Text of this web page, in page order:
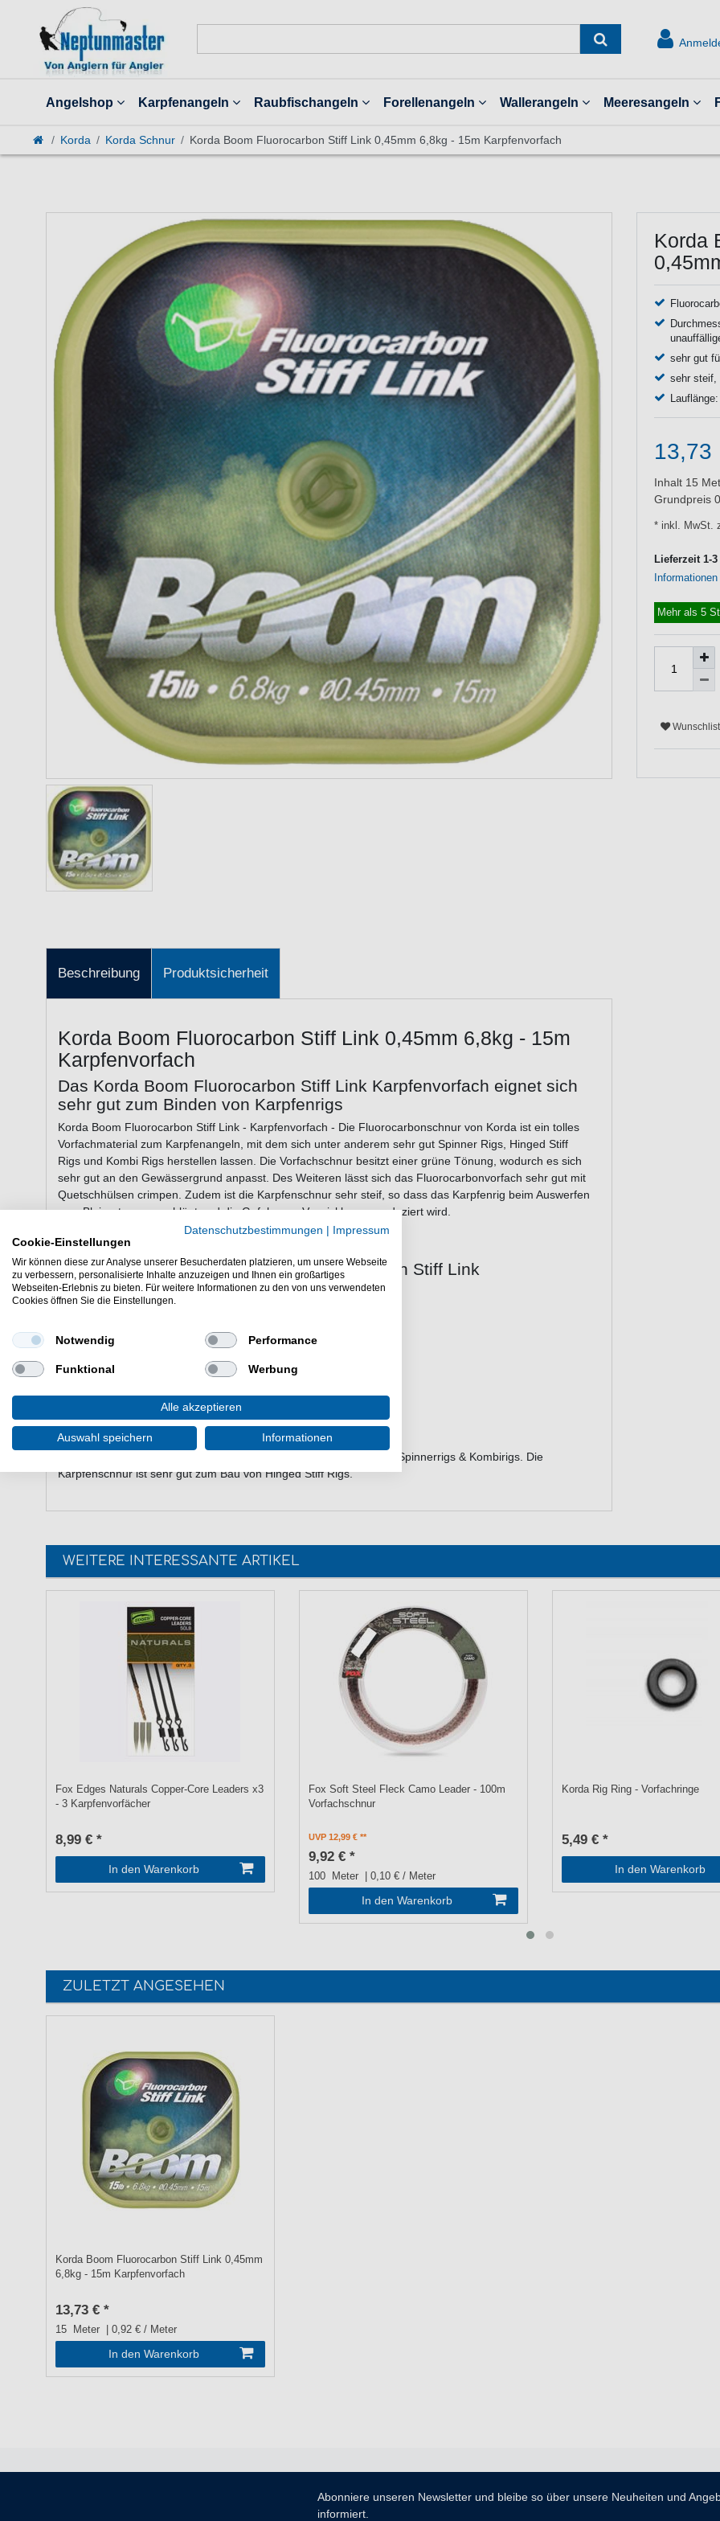
Angelshop Karpfenangeln Raubfischangeln Forellenangeln Wallerangeln Meeresangeln
Korda Korda Schnur Korda Boom Fluorocarbon Stiff Link 0,45mm 6,8kg - 15m Karpfenvorfach
Korda
sehr gut
sehr steif,
Inhalt 15
Grundpreis
* inkl. MwSt.
Lieferzeit 1-
Mehr als 5
Beschreibung Produktsicherheit
Korda Boom Fluorocarbon Stiff Link 0,45mm 6,8kg - 15m
Karpfenvorfach
Das Korda Boom Fluorocarbon Stiff Link Karpfenvorfach eignet sich
sehr gut zum Binden von Karpfenrigs
Korda Boom Fluorocarbon Stiff Link - Karpfenvorfach - Die Fluorocarbonschnur von Korda ist ein tolles
Vorfachmaterial zum Karpfenangeln, mit dem sich unter anderem sehr gut Spinner Rigs, Hinged Stiff
Rigs und Kombi Rigs herstellen lassen. Die Vorfachschnur besitzt einer grüne Tönung, wodurch es sich
sehr gut an den Gewässergrund anpasst. Des Weiteren lässt sich das Fluorocarbonvorfach sehr gut mit
Quetschhülsen crimpen. Zudem ist die Karpfenschnur sehr steif, so dass das Karpfenrig beim Auswerfen
vom Bleisystem wegschlägt und die Gefahr von Verwicklungen reduziert wird.
Eigenschaften des Korda Boom Fluorocarbon Stiff Link
Karpfenvorfachs
Fluorocarbon Vorfach zum Binden von Karpfenrigs
Tragkraft: 6,8kg
grüne Tönung für eine unauffällige Köderpräsentation
sehr gut für Spinner Rigs, Hinged Stiff Rigs & Kombi Rigs
sehr steif, reduziert die Gefahr von Verwicklungen beim Wurf
lässt sich sehr gut crimpen
Lauflänge: 15m
Das Korda Boom Fluorocarbon Stiff Link Karpfenvorfach ist gut für Spinnerrigs & Kombirigs. Die
Karpfenschnur ist sehr gut zum Bau von Hinged Stiff Rigs.
WEITERE INTERESSANTE ARTIKEL
Fox Edges Naturals Copper-Core Leaders x3
- 3 Karpfenvorfächer
8,99 € *
In den Warenkorb
Fox Soft Steel Fleck Camo Leader - 100m
Vorfachschnur
UVP 12,99 €
9,92 € *
100 Meter | 0,10 € / Meter
In den Warenkorb
Korda Rig Ring - Vorfachringe
5,49 € *
In den Warenkorb
ZULETZT ANGESEHEN
Korda Boom Fluorocarbon Stiff Link 0,45mm
6,8kg - 15m Karpfenvorfach
13,73 € *
15 Meter | 0,92 € / Meter
In den Warenkorb
Abonniere unseren Newsletter und bleibe so über unsere Neuheiten und
informiert.
Datenschutzbestimmungen
Impressum
Cookie-Einstellungen
Wir können diese zur Analyse unserer Besucherdaten platzieren, um unsere Webseite
zu verbessern, personalisierte Inhalte anzuzeigen und Ihnen ein großartiges
Webseiten-Erlebnis zu bieten. Für weitere Informationen zu den von uns verwendeten
Cookies öffnen Sie die Einstellungen.
Notwendig Performance
Funktional Werbung
Alle akzeptieren
Auswahl speichern Informationen